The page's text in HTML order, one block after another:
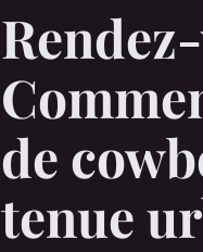
de
tenue